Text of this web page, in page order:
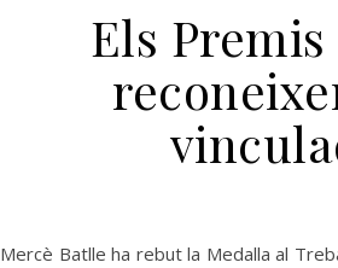
Els
Mercè Batlle ha rebut la Medalla al